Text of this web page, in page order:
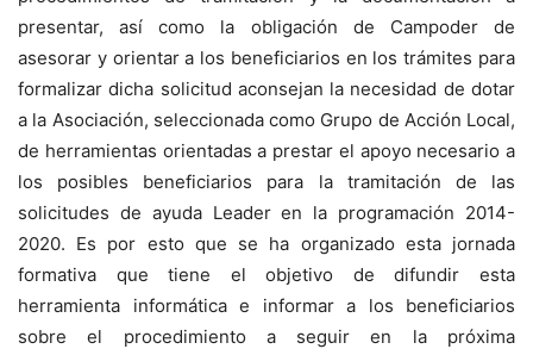
presentar, así como la obligación de Campoder de
asesorar y orientar a los beneficiarios en los trámites para
formalizar dicha solicitud aconsejan la necesidad de dotar
a la Asociación, seleccionada como Grupo de Acción Local,
de herramientas orientadas a prestar el apoyo necesario a
los posibles beneficiarios para la tramitación de las
solicitudes de ayuda Leader en la programación 2014-
2020. Es por esto que se ha organizado esta jornada
formativa que tiene el objetivo de difundir esta
herramienta informática e informar a los beneficiarios
sobre el procedimiento a seguir en la próxima